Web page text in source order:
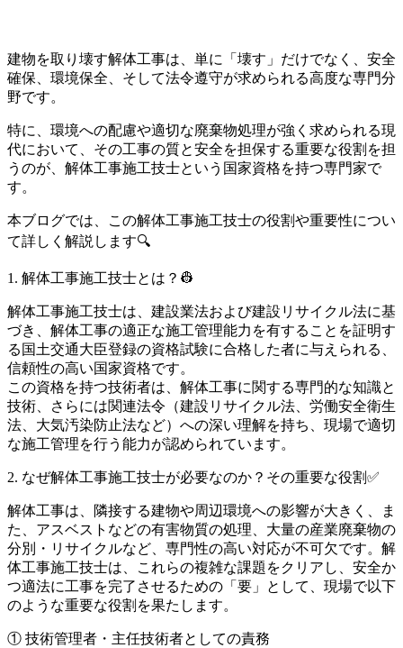
建物を取り壊す解体工事は、単に「壊す」だけでなく、安全
確保、環境保全、そして法令遵守が求められる高度な専門分
野です。
特に、環境への配慮や適切な廃棄物処理が強く求められる現
代において、その工事の質と安全を担保する重要な役割を担
うのが、解体工事施工技士という国家資格を持つ専門家で
す。
本ブログでは、この解体工事施工技士の役割や重要性につい
て詳しく解説します🔍
1. 解体工事施工技士とは？👷
解体工事施工技士は、建設業法および建設リサイクル法に基
づき、解体工事の適正な施工管理能力を有することを証明す
る国土交通大臣登録の資格試験に合格した者に与えられる、
信頼性の高い国家資格です。
この資格を持つ技術者は、解体工事に関する専門的な知識と
技術、さらには関連法令（建設リサイクル法、労働安全衛生
法、大気汚染防止法など）への深い理解を持ち、現場で適切
な施工管理を行う能力が認められています。
2. なぜ解体工事施工技士が必要なのか？その重要な役割✅
解体工事は、隣接する建物や周辺環境への影響が大きく、ま
た、アスベストなどの有害物質の処理、大量の産業廃棄物の
分別・リサイクルなど、専門性の高い対応が不可欠です。解
体工事施工技士は、これらの複雑な課題をクリアし、安全か
つ適法に工事を完了させるための「要」として、現場で以下
のような重要な役割を果たします。
① 技術管理者・主任技術者としての責務